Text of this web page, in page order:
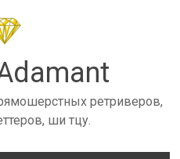
ретриверов,
ши тцу.